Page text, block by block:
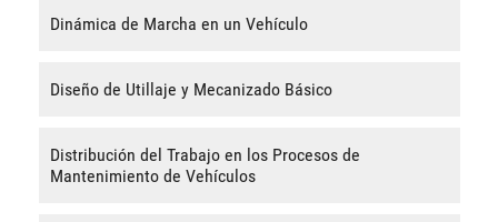
Dinámica de Marcha en un Vehículo
Diseño de Utillaje y Mecanizado Básico
Distribución del Trabajo en los Procesos de
Mantenimiento de Vehículos